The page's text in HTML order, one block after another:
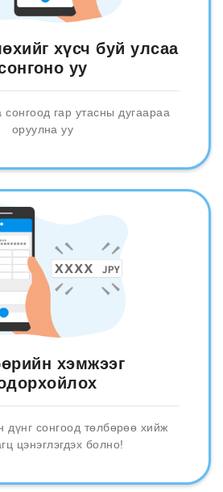
хүсч буй улсаа
уу
сонгоод гар утасны дугаараа
оруулна уу
хэмжээг
дүнг сонгоод төлбөрөө хийж
цэнэглэгдэх болно!